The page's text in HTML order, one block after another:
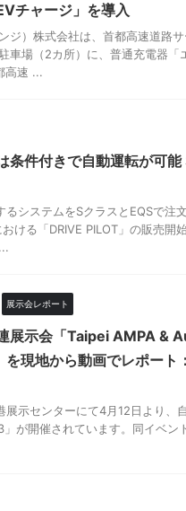
チャージ」を導入
ジ）株式会社は、首都高速道路サ
車場（2カ所）に、普通充電器「
高速 ...
条件付きで自動運転が可能
るシステムをSクラスとEQSで注
ける「DRIVE PILOT」の販売開
展示会レポート
展示会「Taipei AMPA &
現地から動画でレポート
展示センターにて4月12日より、
が開催されています。同イベン